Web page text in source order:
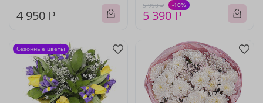
4 950 ₽
5 990 ₽ -10%
5 390 ₽
Сезонные цветы